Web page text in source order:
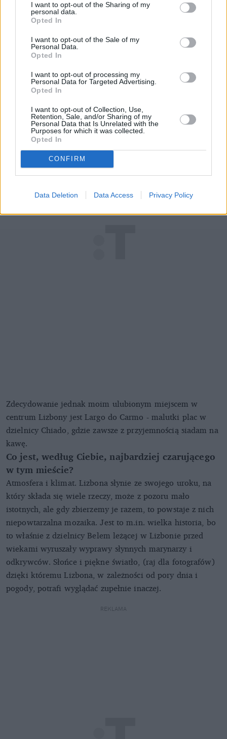
I want to opt-out of the Sharing of my
personal data.
Opted In
I want to opt-out of the Sale of my
Personal Data.
Opted In
I want to opt-out of processing my
Personal Data for Targeted Advertising.
Opted In
I want to opt-out of Collection, Use,
Retention, Sale, and/or Sharing of my
Personal Data that Is Unrelated with the
Purposes for which it was collected.
Opted In
CONFIRM
Data Deletion Data Access Privacy Policy
jednak bardziej mieszkańcami, niż turystami. Lubię
również Bairro Alto, ale za dnia - gdy ta dzielnica,
centrum życia nocnego w Lizbonie, powoli budzi się ze
snu, a uliczki, które są w nocy pełne ludzi, świecą
REKLAMA
Zdecydowanie jednak moim ulubionym miejscem w
centrum Lizbony jest Largo do Carmo - malutki plac w
dzielnicy Chiado, gdzie zawsze z przyjemnością siadam na
kawę.
Co jest, według Ciebie, najbardziej czarującego
w tym mieście?
Atmosfera i klimat. Lizbona słynie ze swojego uroku, na
który składa się wiele rzeczy, może z pozoru mało
istotnych, ale gdy zbierzemy je razem, to powstaje z nich
niepowtarzalna mozaika. Jest to m.in. wielka historia, bo
to właśnie z dzielnicy Belem leżącej w Lizbonie przed
wiekami wyruszały wyprawy słynnych marynarzy i
odkrywców. Słońce i piękne światło, (raj dla fotografów)
dzięki któremu Lizbona, w zależności od pory dnia i
pogody, potrafi wyglądać zupełnie inaczej.
REKLAMA